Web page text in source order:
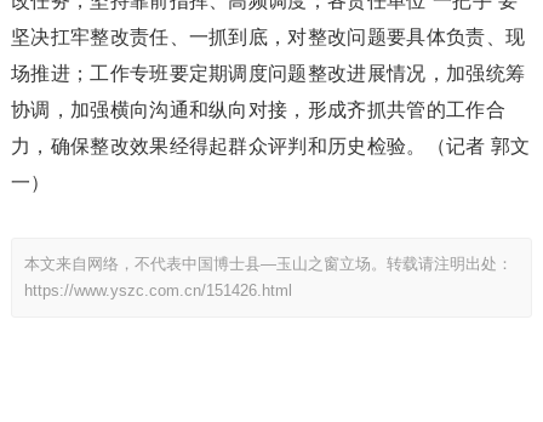
坚决扛牢整改责任、一抓到底，对整改问题要具体负责、现
场推进；工作专班要定期调度问题整改进展情况，加强统筹
协调，加强横向沟通和纵向对接，形成齐抓共管的工作合
力，确保整改效果经得起群众评判和历史检验。（记者 郭文
一）
本文来自网络，不代表中国博士县—玉山之窗立场。转载请注明出处：
https://www.yszc.com.cn/151426.html